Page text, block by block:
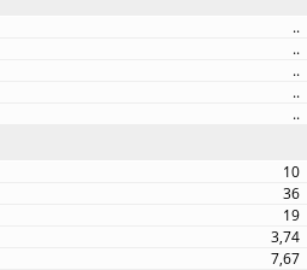
..
..
..
..
..
10
36
19
3,74
7,67